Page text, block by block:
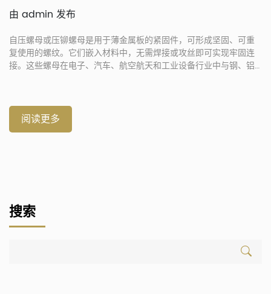
由 admin 发布
自压螺母或压铆螺母是用于薄金属板的紧固件，可形成坚固、可重
复使用的螺纹。它们嵌入材料中，无需焊接或攻丝即可实现牢固连
接。这些螺母在电子、汽车、航空航天和工业设备行业中与钢、铝
阅读更多
搜索